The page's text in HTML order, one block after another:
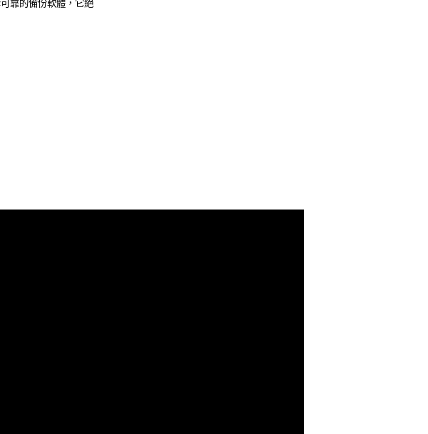
靠的備份軟體，它絕